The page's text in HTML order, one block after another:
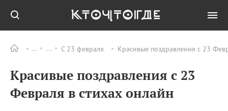
С 23 февраля Красивые поздравления с 23
Красивые поздравления с 23
Февраля в стихах онлайн
ПРАЗДНИКИ Все
09.08 День памяти жертв
бомбардировки